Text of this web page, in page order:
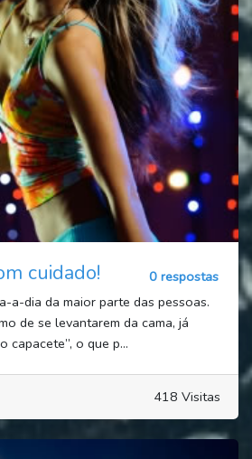
cuidado!
0 respostas
a-dia da maior parte das pessoas.
de se levantarem da cama, já
capacete”, o que p...
418 Visitas